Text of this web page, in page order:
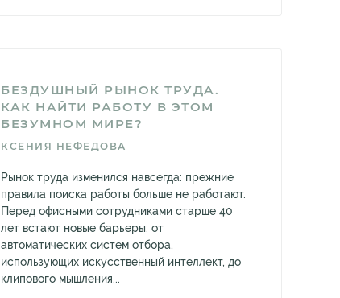
БЕЗДУШНЫЙ РЫНОК ТРУДА.
КАК НАЙТИ РАБОТУ В ЭТОМ
БЕЗУМНОМ МИРЕ?
КСЕНИЯ НЕФЕДОВА
Рынок труда изменился навсегда: прежние
правила поиска работы больше не работают.
Перед офисными сотрудниками старше 40
лет встают новые барьеры: от
автоматических систем отбора,
использующих искусственный интеллект, до
клипового мышления...